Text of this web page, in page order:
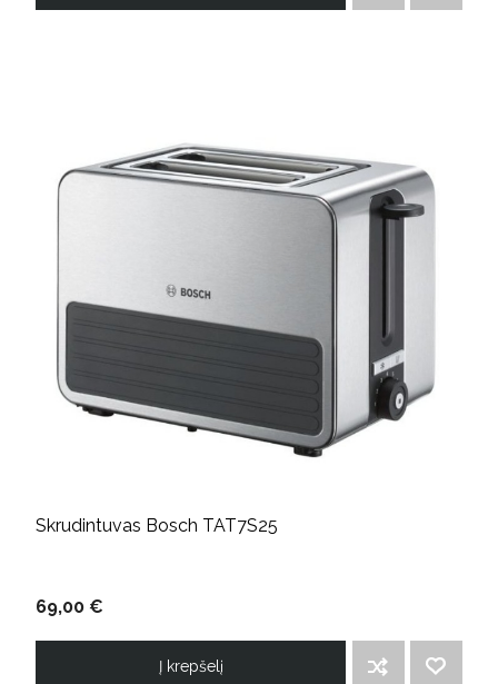
Skrudintuvas Bosch TAT7S25
69,00 €
Į krepšelį